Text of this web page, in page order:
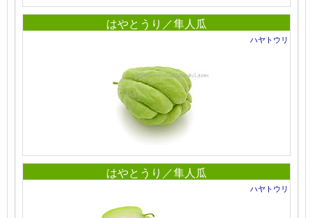
はやとうり／隼人瓜
ハヤトウリ
はやとうり／隼人瓜
ハヤトウリ